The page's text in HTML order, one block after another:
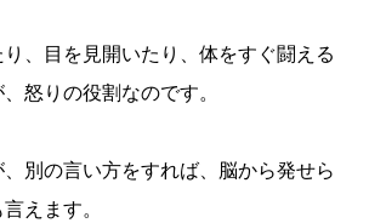
、目を見開いたり、体をすぐ闘える
怒りの役割なのです。
別の言い方をすれば、脳から発せら
えます。